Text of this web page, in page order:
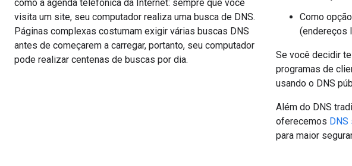
como a agenda telefônica da Internet: sempre que você
visita um site, seu computador realiza uma busca de DNS.
Páginas complexas costumam exigir várias buscas DNS
antes de começarem a carregar, portanto, seu computador
pode realizar centenas de buscas por dia.
Como
(endereços
Se você decidir
programas de
usando o DNS
Além do DNS
oferecemos DNS
para maior